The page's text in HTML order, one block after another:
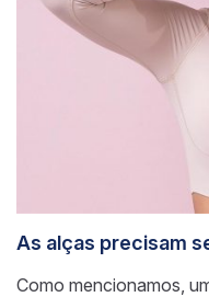
As alças precisam
Como mencionamos,